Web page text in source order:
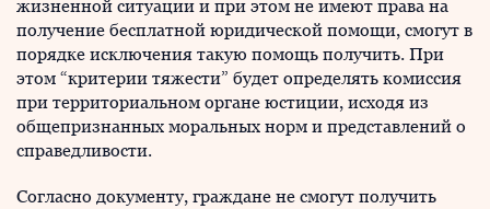
жизненной ситуации и при этом не имеют права на
получение бесплатной юридической помощи, смогут в
порядке исключения такую помощь получить. При
этом “критерии тяжести” будет определять комиссия
при территориальном органе юстиции, исходя из
общепризнанных моральных норм и представлений о
справедливости.
Согласно документу, граждане не смогут получить